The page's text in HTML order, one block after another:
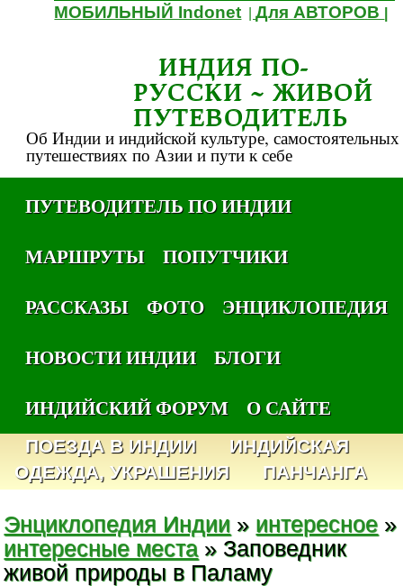
МОБИЛЬНЫЙ Indonet |Для АВТОРОВ
ИНДИЯ ПО-
РУССКИ ~ ЖИВОЙ
ПУТЕВОДИТЕЛЬ
Об Индии и индийской культуре, самостоятельных
путешествиях по Азии и пути к себе
ПУТЕВОДИТЕЛЬ ПО ИНДИИ
МАРШРУТЫ
ПОПУТЧИКИ
РАССКАЗЫ
ФОТО
ЭНЦИКЛОПЕДИЯ
НОВОСТИ ИНДИИ
БЛОГИ
ИНДИЙСКИЙ ФОРУМ
О САЙТЕ
ПОЕЗДА В ИНДИИ
ИНДИЙСКАЯ
ОДЕЖДА, УКРАШЕНИЯ
ПАНЧАНГА
Энциклопедия Индии » интересное »
интересные места » Заповедник
живой природы в Паламу